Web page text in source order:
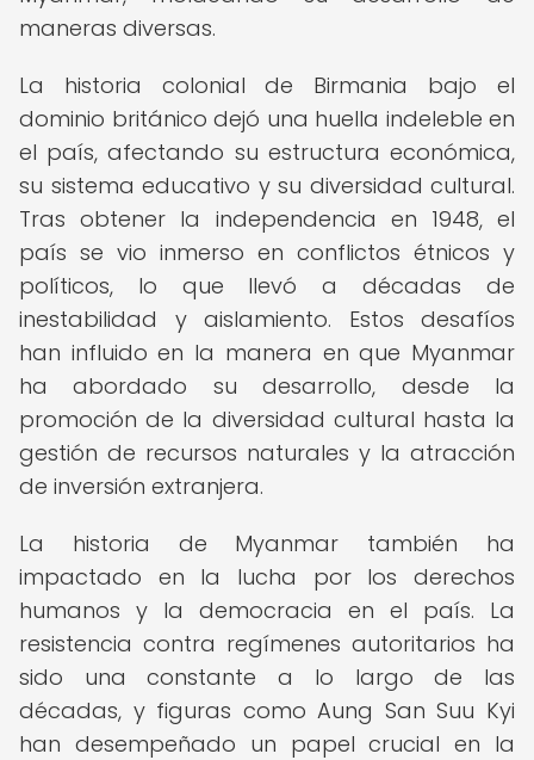
maneras diversas.
La historia colonial de Birmania bajo el
dominio británico dejó una huella indeleble en
el país, afectando su estructura económica,
su sistema educativo y su diversidad cultural.
Tras obtener la independencia en 1948, el
país se vio inmerso en conflictos étnicos y
políticos, lo que llevó a décadas de
inestabilidad y aislamiento. Estos desafíos
han influido en la manera en que Myanmar
ha abordado su desarrollo, desde la
promoción de la diversidad cultural hasta la
gestión de recursos naturales y la atracción
de inversión extranjera.
La historia de Myanmar también ha
impactado en la lucha por los derechos
humanos y la democracia en el país. La
resistencia contra regímenes autoritarios ha
sido una constante a lo largo de las
décadas, y figuras como Aung San Suu Kyi
han desempeñado un papel crucial en la